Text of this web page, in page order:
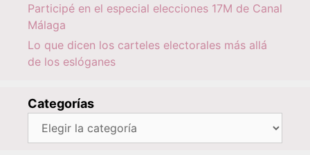
Participé en el especial elecciones 17M de Canal
Málaga
Lo que dicen los carteles electorales más allá
de los eslóganes
Categorías